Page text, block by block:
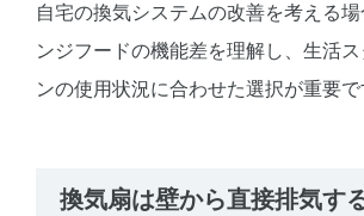
自宅の換気システムの改善を考える
ンジフードの機能差を理解し、生活
ンの使用状況に合わせた選択が重要で
換気扇は壁から直接排気す